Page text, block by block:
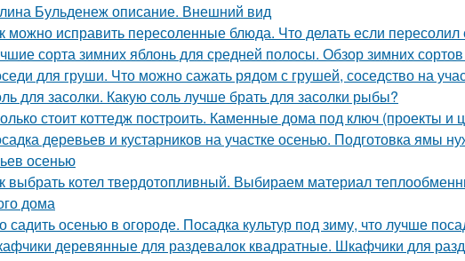
Бульденеж описание. Внешний вид
можно исправить пересоленные блюда. Что делать если пересолил
сорта зимних яблонь для средней полосы. Обзор зимних
для груши. Что можно сажать рядом с грушей, соседство на
для засолки. Какую соль лучше брать для засолки рыбы?
стоит коттедж построить. Каменные дома под ключ (проекты и
деревьев и кустарников на участке осенью. Подготовка ямы
осенью
выбрать котел твердотопливный. Выбираем материал
дома
садить осенью в огороде. Посадка культур под зиму, что лучше
деревянные для раздевалок квадратные. Шкафчики для